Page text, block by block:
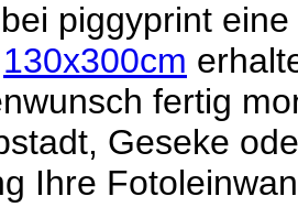
piggyprint
130x300cm
fertig
Geseke
Ihre